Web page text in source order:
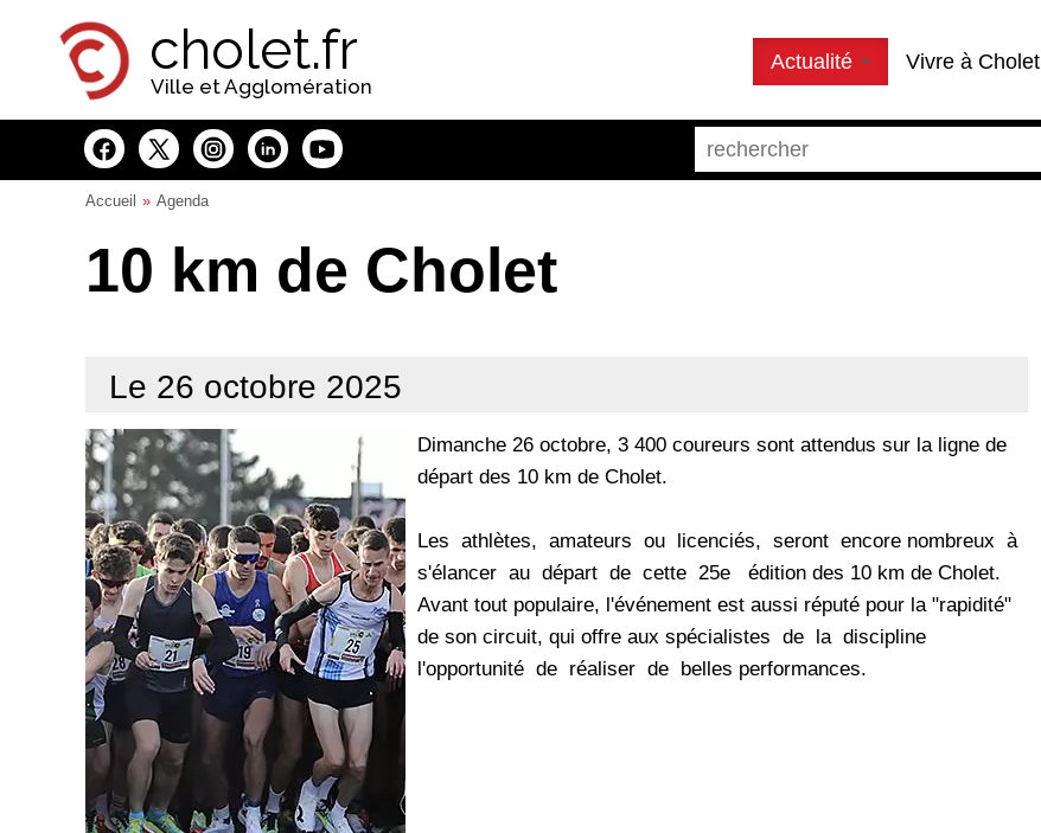
cholet.fr
Ville et Agglomération
Actualité Vivre à Cholet
Accueil Agenda
10 km de Cholet
Le 26 octobre 2025
Dimanche 26 octobre, 3 400 coureurs sont attendus sur la ligne de
départ des 10 km de Cholet.
Les athlètes, amateurs ou licenciés, seront encore nombreux à
s'élancer au départ de cette 25e édition des 10 km de Cholet.
Avant tout populaire, l'événement est aussi réputé pour la "rapidité"
de son circuit, qui offre aux spécialistes de la discipline
l'opportunité de réaliser de belles performances.